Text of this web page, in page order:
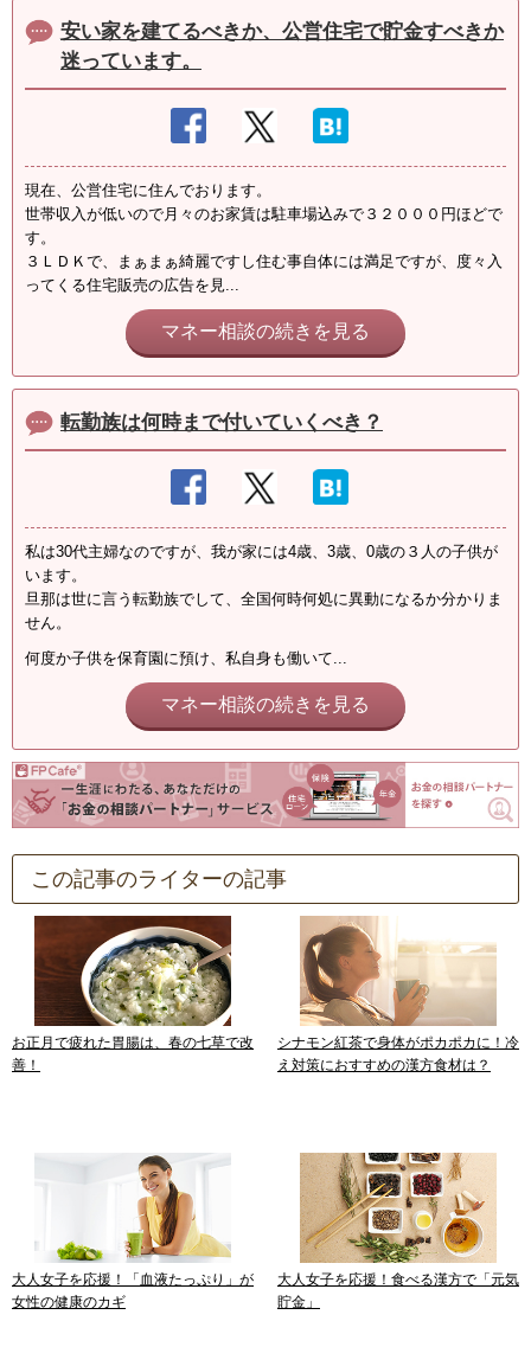
安い家を建てるべきか、公営住宅で貯金すべきか
迷っています。
現在、公営住宅に住んでおります。
世帯収入が低いので月々のお家賃は駐車場込みで３２０００円ほどで
す。
３ＬＤＫで、まぁまぁ綺麗ですし住む事自体には満足ですが、度々入
ってくる住宅販売の広告を見...
マネー相談の続きを見る
転勤族は何時まで付いていくべき？
私は30代主婦なのですが、我が家には4歳、3歳、0歳の３人の子供が
います。
旦那は世に言う転勤族でして、全国何時何処に異動になるか分かりま
せん。
何度か子供を保育園に預け、私自身も働いて...
マネー相談の続きを見る
この記事のライターの記事
お正月で疲れた胃腸は、春の七草で改
善！
シナモン紅茶で身体がポカポカに！冷
え対策におすすめの漢方食材は？
大人女子を応援！「血液たっぷり」が
女性の健康のカギ
大人女子を応援！食べる漢方で「元気
貯金」